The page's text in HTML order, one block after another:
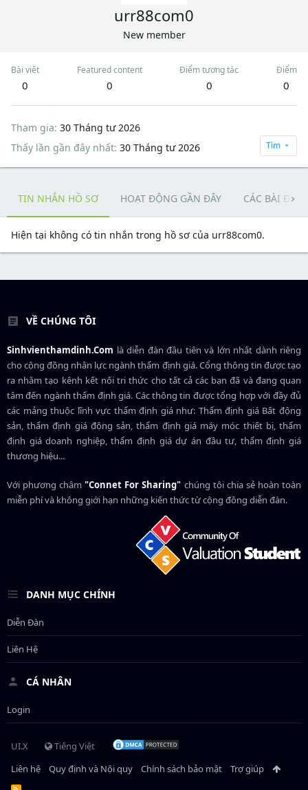
urr88com0
New member
Bài viết
0
Featured content
0
Điểm tương tác
0
Điểm
0
Tham gia 30 Tháng tư 2026
Thấy lần gần đây nhất 30 Tháng tư 2026 Tìm
TIN NHẮN HỒ SƠ HOẠT ĐỘNG GẦN ĐÂY CÁC BÀI
Hiện tại không có tin nhắn trong hồ sơ của urr88com0.
VỀ CHÚNG TÔI
Sinhvienthamdinh.Com là diễn đàn đầu tiên và lớn nhất dành riêng
cho cộng đồng nhân lực ngànhthẩm định giá. Cổng thông tin được tạo
ra nhằm tạo kênh kết nối tri thức cho tất cả các bạn đã và đang quan
tâm đến ngành thẩm định giá. Các thông tin được tổng hợp với đầy đủ
các mảng thuộc lĩnh vực thẩm định giá như: Thẩm định giá Bất động
sản, thẩm định giá động sản, thẩm định giá máy móc thiết bị, thẩm
định giá doanh nghiệp, thẩm định giá dự án đầu tư, thẩm định giá
thương hiệu...
Với phương châm"Connet For Sharing" chúng tôi chia sẻ hoàn toàn
miễn phí và không giới hạn những kiến thức từ cộng đồng diễn đàn.
DANH MỤC CHÍNH
Diễn Đàn
Liên Hệ
CÁ NHÂN
Login
UI.X
Tiếng Việt
Liên hệ
Quy định và Nội quy Chính sách bảo mật Trợ giúp